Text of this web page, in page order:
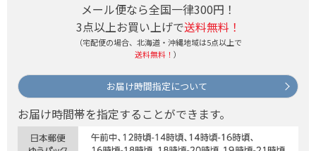
メール便なら全国一律300円！
3点以上お買い上げで送料無料！
（宅配便の場合、北海道・沖縄地域は5点以上で
送料無料！ ）
お届け時間指定について
お届け時間帯を指定することができます。